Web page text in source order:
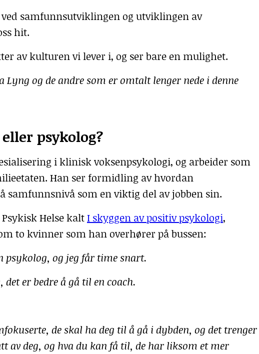
samfunnsutviklingen og utviklingen av
hit.
av kulturen vi lever i, og ser bare en mulighet.
Lyng og de andre som er omtalt lenger nede i denne
psykolog?
i klinisk voksenpsykologi, og arbeider som
Han ser formidling av hvordan
samfunnsnivå som en viktig del av jobben sin.
Helse kaltI skyggen av positiv psykologi,
to kvinner som han overhører på bussen:
psykolog, og jeg får time snart.
er bedre å gå til en coach.
de skal ha deg til å gå i dybden, og det trenger
av deg, og hva du kan få til, de har liksom et mer